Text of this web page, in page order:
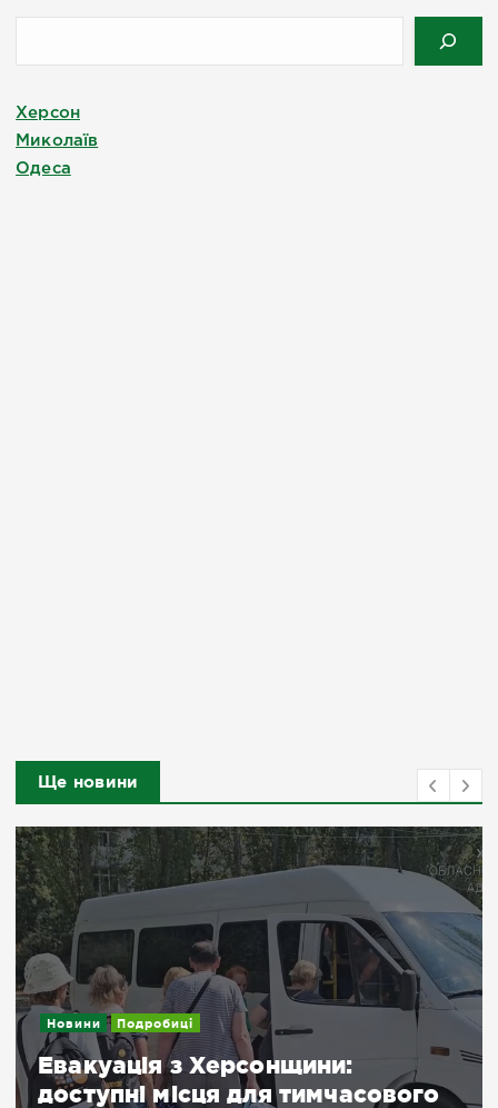
Херсон
Миколаїв
Одеса
Ще новини
Новини Подробиці
Евакуація з Херсонщини:
доступні місця для тимчасового